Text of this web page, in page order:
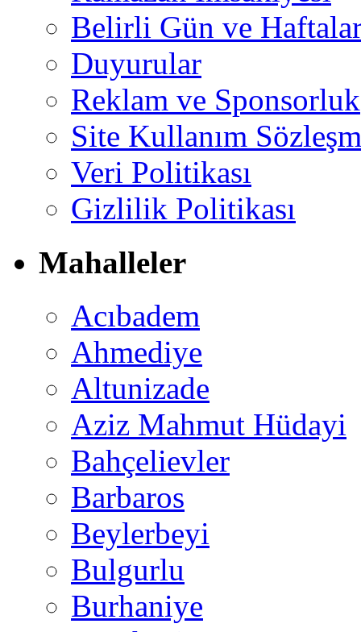
Belirli Gün ve
Duyurular
Reklam ve Sponsorluk
Site Kullanım
Veri Politikası
Gizlilik Politikası
Mahalleler
Acıbadem
Ahmediye
Altunizade
Aziz Mahmut Hüdayi
Bahçelievler
Barbaros
Beylerbeyi
Bulgurlu
Burhaniye